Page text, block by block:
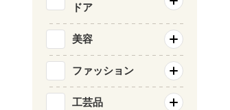
ドア
美容
ファッション
工芸品